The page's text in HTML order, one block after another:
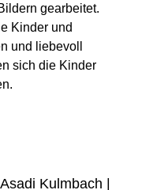
gearbeitet.
Kinder und
und liebevoll
sich die Kinder